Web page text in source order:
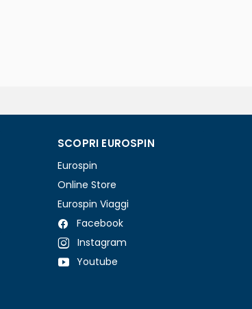
SCOPRI EUROSPIN
Eurospin
Online Store
Eurospin Viaggi
Facebook
Instagram
Youtube